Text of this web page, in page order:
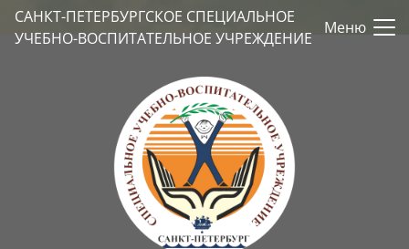
САНКТ-ПЕТЕРБУРГСКОЕ СПЕЦИАЛЬНОЕ
УЧЕБНО-ВОСПИТАТЕЛЬНОЕ УЧРЕЖДЕНИЕ
Меню